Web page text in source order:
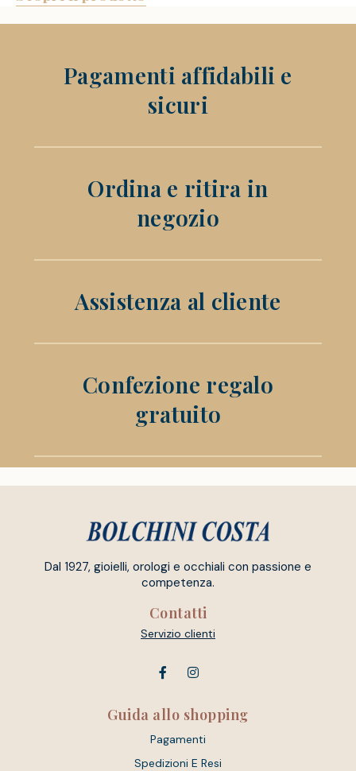
Pagamenti affidabili e
sicuri
Ordina e ritira in
negozio
Assistenza al cliente
Confezione regalo
gratuito
Dal 1927, gioielli, orologi e occhiali con passione e
competenza.
Contatti
Servizio clienti
Guida allo shopping
Pagamenti
Spedizioni E Resi